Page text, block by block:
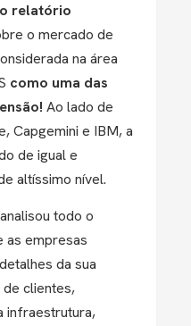
relatório
o mercado de
na área
como uma das
Ao lado de
Capgemini e IBM, a
de igual e
altíssimo nível.
todo o
as empresas
da sua
clientes,
infraestrutura,